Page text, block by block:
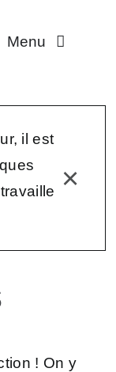
Menu
Troubles
Aidant·es
il est
×
! On y